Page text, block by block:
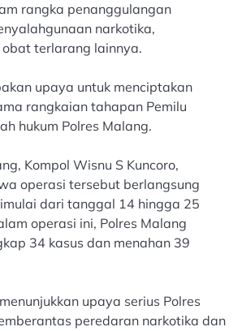
rangka penanggulangan
narkotika,
terlarang lainnya.
upaya untuk menciptakan
rangkaian tahapan Pemilu
hukum Polres Malang.
Kompol Wisnu S Kuncoro,
operasi tersebut berlangsung
dari tanggal 14 hingga 25
operasi ini, Polres Malang
34 kasus dan menahan 39
upaya serius Polres
peredaran narkotika dan